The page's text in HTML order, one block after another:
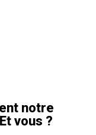
notre
vous ?